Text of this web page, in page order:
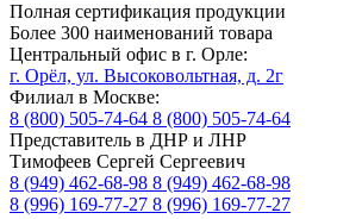
Полная сертификация продукции
Более 300 наименований товара
Центральный офис в г. Орле:
г. Орёл, ул. Высоковольтная, д. 2г
Филиал в Москве:
8 (800) 505-74-64 8 (800) 505-74-64
Представитель в ДНР и ЛНР
Тимофеев Сергей Сергеевич
8 (949) 462-68-98 8 (949) 462-68-98
8 (996) 169-77-27 8 (996) 169-77-27